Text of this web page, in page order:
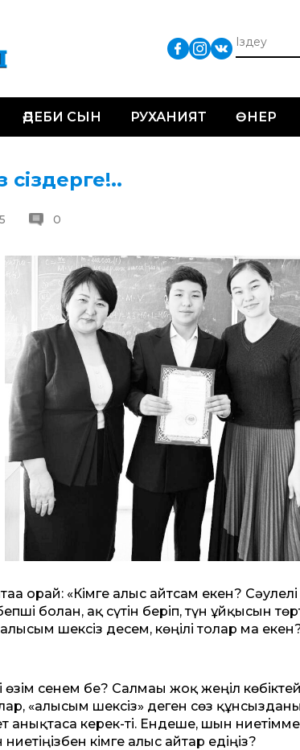
ӘДЕБИ СЫН РУХАНИЯТ ӨНЕР
сіздерге!..
0
орай: «Кімге алғыс айтсам екен?
болған, ақ сүтін беріп, түн ұйқысын
шексіз десем, көңілі толар ма
сенем бе? Салмағы жоқ жеңіл
«алғысым шексіз» деген сөз
керек-ті. Ендеше, шын
кімге алғыс айтар едіңіз?